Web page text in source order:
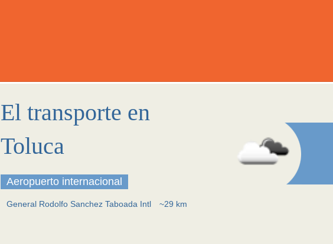
El transporte en
Toluca
Aeropuerto internacional
General Rodolfo Sanchez Taboada Intl ~29 km